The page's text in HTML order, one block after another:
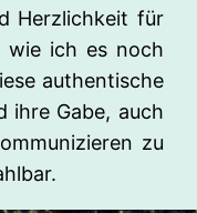
Herzlichkeit für
wie ich es noch
authentische
ihre Gabe, auch
zu